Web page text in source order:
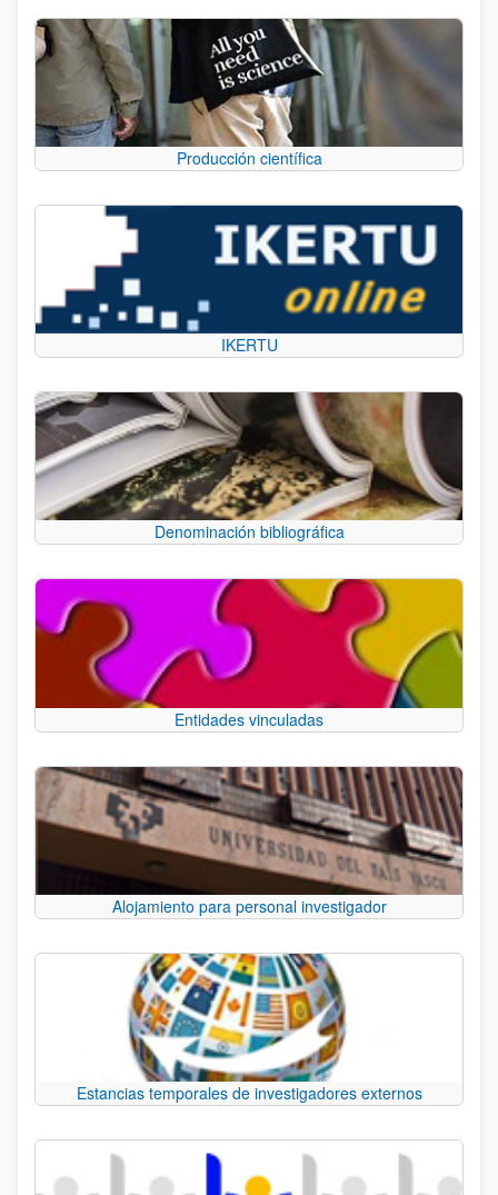
Producción científica
IKERTU
Denominación bibliográfica
Entidades vinculadas
Alojamiento para personal investigador
Estancias temporales de investigadores externos